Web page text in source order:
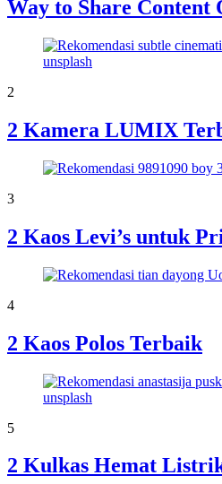
Way to Share Content
2
2 Kamera LUMIX
3
2 Kaos Levi’s untuk
4
2 Kaos Polos Terbaik
5
2 Kulkas Hemat